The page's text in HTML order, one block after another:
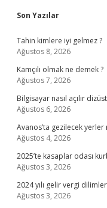
Sidebar
Son Yazılar
Tahin kimlere iyi gelmez ?
Ağustos 8, 2026
Kamçılı olmak ne demek ?
Ağustos 7, 2026
Bilgisayar nasıl açılır
Ağustos 6, 2026
Avanos’ta gezilecek yerler
Ağustos 4, 2026
2025’te kasaplar odası
Ağustos 3, 2026
2024 yılı gelir vergi
Ağustos 3, 2026